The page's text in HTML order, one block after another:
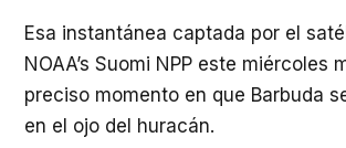
Esa instantánea captada por el
NOAA’s Suomi NPP este miércoles
preciso momento en que Barbuda
en el ojo del huracán.